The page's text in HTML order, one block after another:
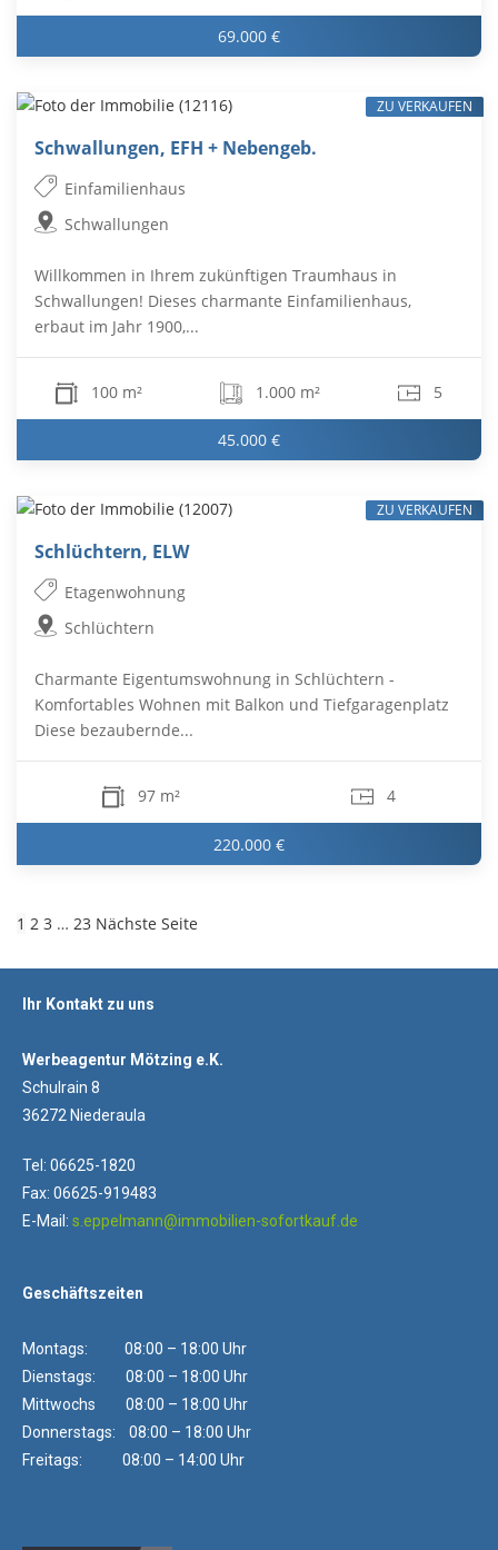
69.000 €
Schwallungen, EFH + Nebengeb.
Einfamilienhaus
Schwallungen
Willkommen in Ihrem zukünftigen Traumhaus in
Schwallungen! Dieses charmante Einfamilienhaus,
erbaut im Jahr 1900,...
100 m² 1.000 m² 5
45.000 €
ZU VERKAUFEN
Schlüchtern, ELW
Etagenwohnung
Schlüchtern
Charmante Eigentumswohnung in Schlüchtern -
Komfortables Wohnen mit Balkon und Tiefgaragenplatz
Diese bezaubernde...
97 m² 4
220.000 €
ZU VERKAUFEN
1 2 3 … 23 Nächste Seite
Ihr Kontakt zu uns
Werbeagentur Mötzing e.K.
Schulrain 8
36272 Niederaula
Tel: 06625-1820
Fax: 06625-919483
E-Mail: s.eppelmann@immobilien-sofortkauf.de
Geschäftszeiten
Montags: 08:00 – 18:00 Uhr
Dienstags: 08:00 – 18:00 Uhr
Mittwochs 08:00 – 18:00 Uhr
Donnerstags: 08:00 – 18:00 Uhr
Freitags: 08:00 – 14:00 Uhr